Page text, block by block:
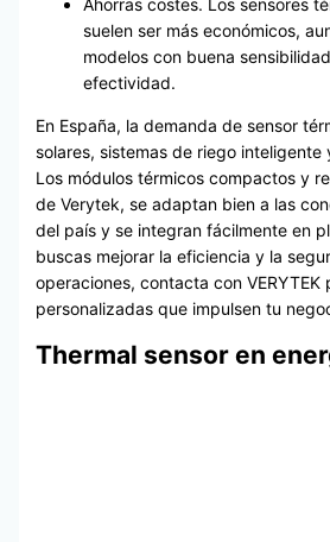
suelen ser más económicos,
modelos con buena
efectividad.
En España, la demanda de sensor
solares, sistemas de riego inteligente
Los módulos térmicos compactos y
de Verytek, se adaptan bien a las
del país y se integran fácilmente en
buscas mejorar la eficiencia y la
operaciones, contacta con VERYTEK
personalizadas que impulsen tu
Thermal sensor en